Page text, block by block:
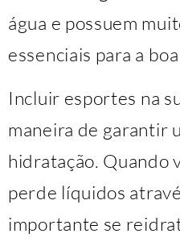
água e possuem
essenciais para a
Incluir esportes na
maneira de garantir
hidratação. Quando
perde líquidos
importante se